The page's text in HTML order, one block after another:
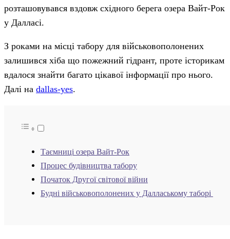
розташовувався вздовж східного берега озера Вайт-Рок
у Далласі.
З роками на місці табору для військовополонених
залишився хіба що пожежний гідрант, проте історикам
вдалося знайти багато цікавої інформації про нього.
Далі на dallas-yes.
Таємниці озера Вайт-Рок
Процес будівництва табору
Початок Другої світової війни
Будні військовополонених у Даллаському таборі